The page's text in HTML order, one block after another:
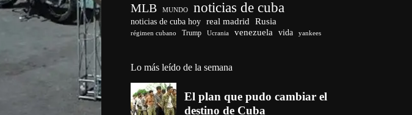
MLB MUNDO noticias de cuba
noticias de cuba hoy real madrid Rusia
régimen cubano Trump Ucrania venezuela vida yankees
Lo más leído de la semana